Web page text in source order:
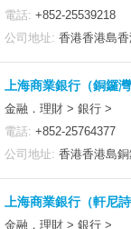
電話: +852-25539218
公司地址: 香港香港島
上海商業銀行（銅鑼灣
金融．理財 > 銀行 >
電話: +852-25764377
公司地址: 香港香港島
上海商業銀行（軒尼詩
金融．理財 > 銀行 >